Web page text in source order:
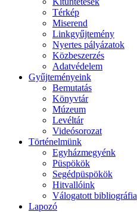
Térkép
Miserend
Linkgyűjtemény
Nyertes pályázatok
Közbeszerzés
Adatvédelem
Gyűjteményeink
Bemutatás
Könyvtár
Múzeum
Levéltár
Videósorozat
Történelmünk
Egyházmegyénk
Püspökök
Segédpüspökök
Hitvallóink
Válogatott bibliográfia
Lapozó